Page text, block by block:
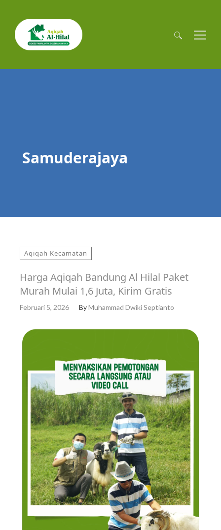
Cari
Samuderajaya
Aqiqah Kecamatan
Harga Aqiqah Bandung Al Hilal Paket
Murah Mulai 1,6 Juta, Kirim Gratis
Februari 5, 2026 ByMuhammad Dwiki Septianto